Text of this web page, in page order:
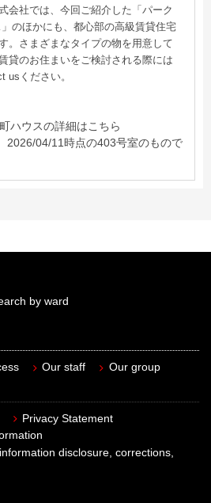
会社では、今回ご紹介した「パーク
のほかにも、都心部の高級賃貸住宅
。さまざまなタイプの物を用意して
貸のお住まいをご検討される際には
usください。
ハウスの詳細はこちら
2026/04/11時点の403号室のもので
by ward
Our staff
Our group
Privacy Statement
disclosure, corrections,